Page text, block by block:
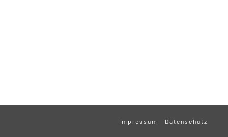
Impressum Datenschutz